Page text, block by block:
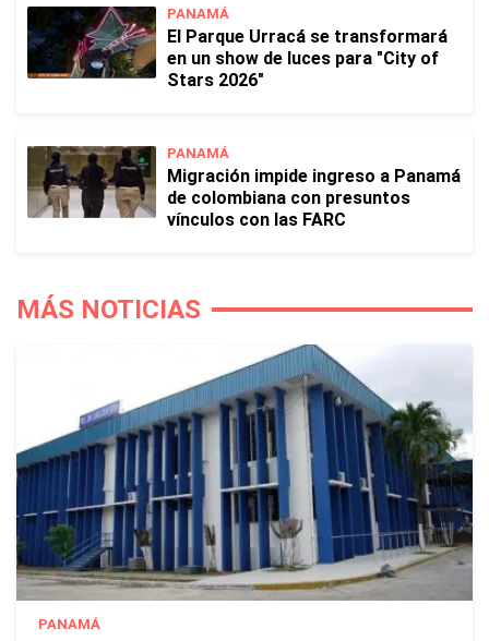
PANAMÁ
El Parque Urracá se transformará
en un show de luces para "City of
Stars 2026"
PANAMÁ
Migración impide ingreso a Panamá
de colombiana con presuntos
vínculos con las FARC
MÁS NOTICIAS
PANAMÁ